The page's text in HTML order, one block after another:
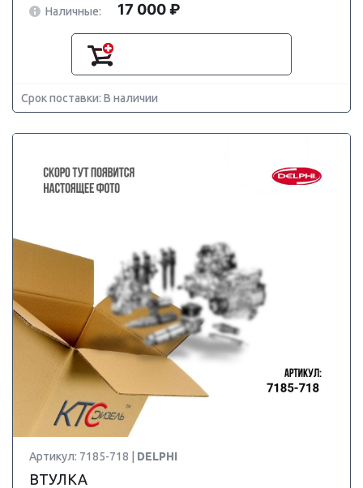
Наличные:
17 000 ₽
Срок поставки: В наличии
Артикул: 7185-718 | DELPHI
ВТУЛКА